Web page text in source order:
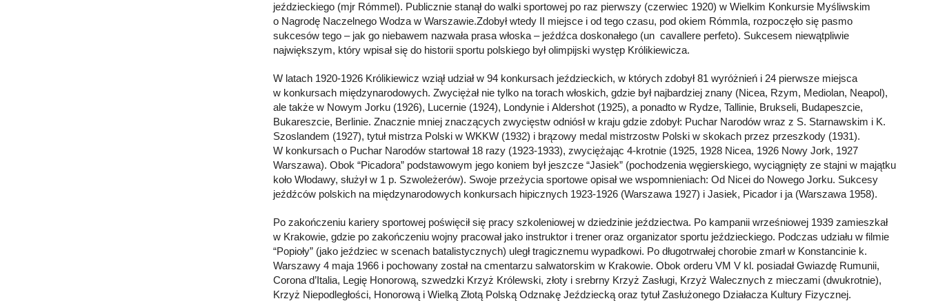
jeździeckiego (mjr Rómmel). Publicznie stanął do walki sportowej po raz pierwszy (czerwiec 1920) w Wielkim Konkursie Myśliwskim
o Nagrodę Naczelnego Wodza w Warszawie.Zdobył wtedy II miejsce i od tego czasu, pod okiem Rómmla, rozpoczęło się pasmo
sukcesów tego – jak go niebawem nazwała prasa włoska – jeźdźca doskonałego (un cavallere perfeto). Sukcesem niewątpliwie
największym, który wpisał się do historii sportu polskiego był olimpijski występ Królikiewicza.
W latach 1920-1926 Królikiewicz wziął udział w 94 konkursach jeździeckich, w których zdobył 81 wyróżnień i 24 pierwsze miejsca
w konkursach międzynarodowych. Zwyciężał nie tylko na torach włoskich, gdzie był najbardziej znany (Nicea, Rzym, Mediolan, Neapol),
ale także w Nowym Jorku (1926), Lucernie (1924), Londynie i Aldershot (1925), a ponadto w Rydze, Tallinie, Brukseli, Budapeszcie,
Bukareszcie, Berlinie. Znacznie mniej znaczących zwycięstw odniósł w kraju gdzie zdobył: Puchar Narodów wraz z S. Starnawskim i K.
Szoslandem (1927), tytuł mistrza Polski w WKKW (1932) i brązowy medal mistrzostw Polski w skokach przez przeszkody (1931).
W konkursach o Puchar Narodów startował 18 razy (1923-1933), zwyciężając 4-krotnie (1925, 1928 Nicea, 1926 Nowy Jork, 1927
Warszawa). Obok “Picadora” podstawowym jego koniem był jeszcze “Jasiek” (pochodzenia węgierskiego, wyciągnięty ze stajni w majątku
koło Włodawy, służył w 1 p. Szwoleżerów). Swoje przeżycia sportowe opisał we wspomnieniach: Od Nicei do Nowego Jorku. Sukcesy
jeźdźców polskich na międzynarodowych konkursach hipicznych 1923-1926 (Warszawa 1927) i Jasiek, Picador i ja (Warszawa 1958).
Po zakończeniu kariery sportowej poświęcił się pracy szkoleniowej w dziedzinie jeździectwa. Po kampanii wrześniowej 1939 zamieszkał
w Krakowie, gdzie po zakończeniu wojny pracował jako instruktor i trener oraz organizator sportu jeździeckiego. Podczas udziału w filmie
“Popioły” (jako jeździec w scenach batalistycznych) uległ tragicznemu wypadkowi. Po długotrwałej chorobie zmarł w Konstancinie k.
Warszawy 4 maja 1966 i pochowany został na cmentarzu salwatorskim w Krakowie. Obok orderu VM V kl. posiadał Gwiazdę Rumunii,
Corona d’Italia, Legię Honorową, szwedzki Krzyż Królewski, złoty i srebrny Krzyż Zasługi, Krzyż Walecznych z mieczami (dwukrotnie),
Krzyż Niepodległości, Honorową i Wielką Złotą Polską Odznakę Jeździecką oraz tytuł Zasłużonego Działacza Kultury Fizycznej.